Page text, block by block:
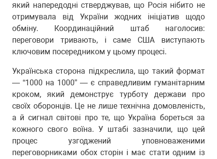
який напередодні стверджував, що Росія нібито не
отримувала від України жодних ініціатив щодо
обміну. Координаційний штаб наголосив:
переговори тривають, і саме США виступають
ключовим посередником у цьому процесі.
Українська сторона підкреслила, що такий формат
— “1000 на 1000” — є справедливим гуманітарним
кроком, який демонструє турботу держави про
своїх оборонців. Це не лише технічна домовленість,
а й сигнал світові про те, що Україна бореться за
кожного свого воїна. У штабі зазначили, що цей
процес узгоджений уповноваженими
переговорниками обох сторін і має стати одним із